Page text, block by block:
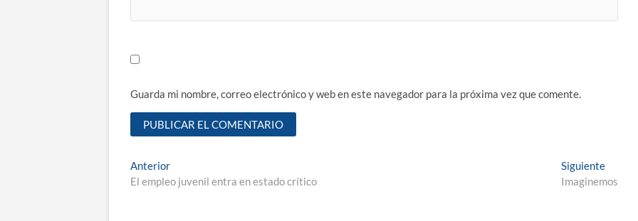
Guarda mi nombre, correo electrónico y web en este navegador para la próxima vez que comente.
Navegación
de
AnteriorEntrada
anterior:
El empleo juvenil entra en estado crítico
SiguienteEntrada
Imaginemos